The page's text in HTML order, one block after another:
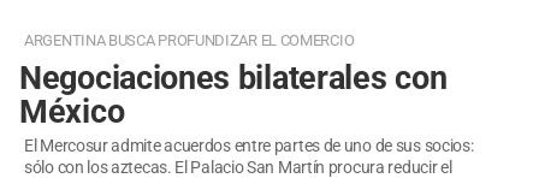
ARGENTINA BUSCA PROFUNDIZAR EL COMERCIO
Negociaciones bilaterales con
México
El Mercosur admite acuerdos entre partes de uno de sus socios:
sólo con los aztecas. El Palacio San Martín procura reducir el